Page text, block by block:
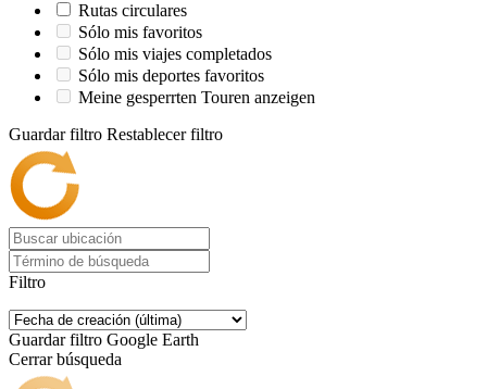
Rutas circulares
Sólo mis favoritos
Sólo mis viajes completados
Sólo mis deportes favoritos
Meine gesperrten Touren anzeigen
Guardar filtro Restablecer filtro
Filtro
Guardar filtro Google Earth
Cerrar búsqueda